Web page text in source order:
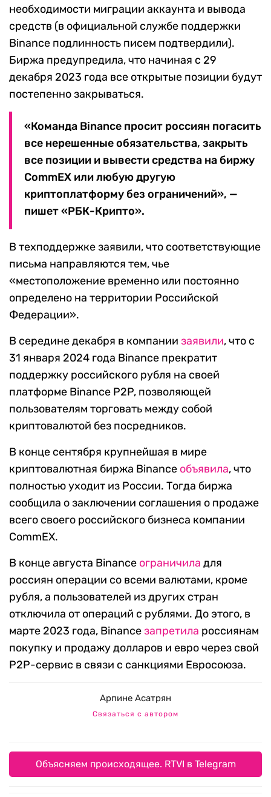
необходимости миграции аккаунта и вывода
средств (в официальной службе поддержки
Binance подлинность писем подтвердили).
Биржа предупредила, что начиная с 29
декабря 2023 года все открытые позиции будут
постепенно закрываться.
«Команда Binance просит россиян погасить
все нерешенные обязательства, закрыть
все позиции и вывести средства на биржу
CommEX или любую другую
криптоплатформу без ограничений», —
пишет «РБК-Крипто».
В техподдержке заявили, что соответствующие
письма направляются тем, чье
«местоположение временно или постоянно
определено на территории Российской
Федерации».
В середине декабря в компании заявили, что с
31 января 2024 года Binance прекратит
поддержку российского рубля на своей
платформе Binance P2P, позволяющей
пользователям торговать между собой
криптовалютой без посредников.
В конце сентября крупнейшая в мире
криптовалютная биржа Binance объявила, что
полностью уходит из России. Тогда биржа
сообщила о заключении соглашения о продаже
всего своего российского бизнеса компании
CommEX.
В конце августа Binance ограничила для
россиян операции со всеми валютами, кроме
рубля, а пользователей из других стран
отключила от операций с рублями. До этого, в
марте 2023 года, Binanceзапретила россиянам
покупку и продажу долларов и евро через свой
P2P-сервис в связи с санкциями Евросоюза.
Арпине Асатрян
Связаться с автором
Объясняем происходящее. RTVI в Telegram